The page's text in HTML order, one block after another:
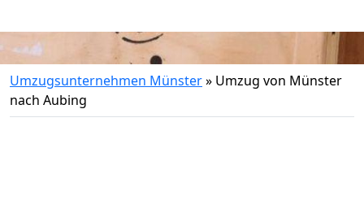
Umzugsunternehmen Münster» Umzug von Münster
nach Aubing